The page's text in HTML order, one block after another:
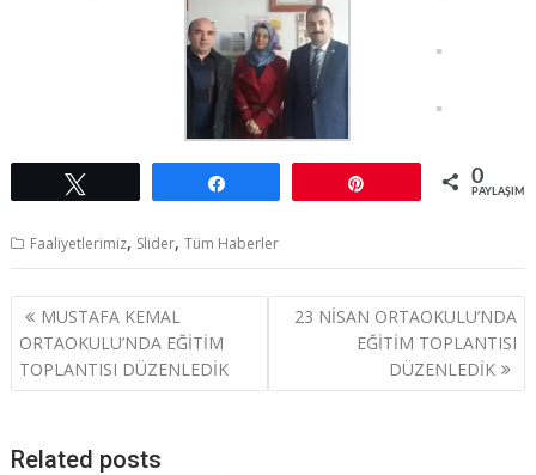
0
Faaliyetlerimiz, Slider,Tüm Haberler
Yazı
dolaşımı
MUSTAFA KEMAL
ORTAOKULU’NDA EĞİTİM
TOPLANTISI DÜZENLEDİK
23 NİSAN ORTAOKULU’NDA
EĞİTİM TOPLANTISI
DÜZENLEDİK
Related posts